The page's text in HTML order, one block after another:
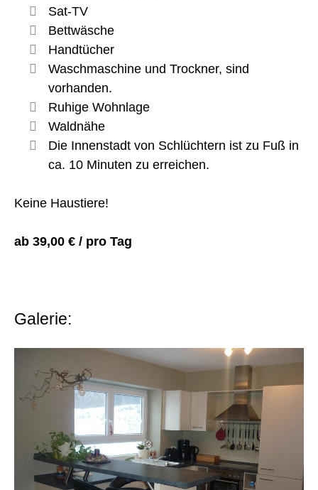
Sat-TV
Bettwäsche
Handtücher
Waschmaschine und Trockner, sind
vorhanden.
Ruhige Wohnlage
Waldnähe
Die Innenstadt von Schlüchtern ist zu Fuß in
ca. 10 Minuten zu erreichen.
Keine Haustiere!
ab 39,00 € / pro Tag
Galerie: